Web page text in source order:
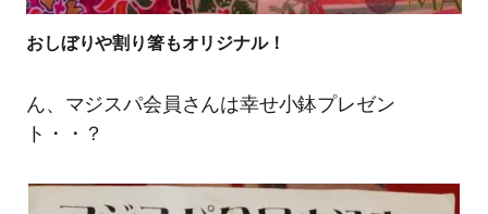
おしぼりや割り箸もオリジナル！
ん、マジスパ会員さんは幸せ小鉢プレゼン
ト・・？